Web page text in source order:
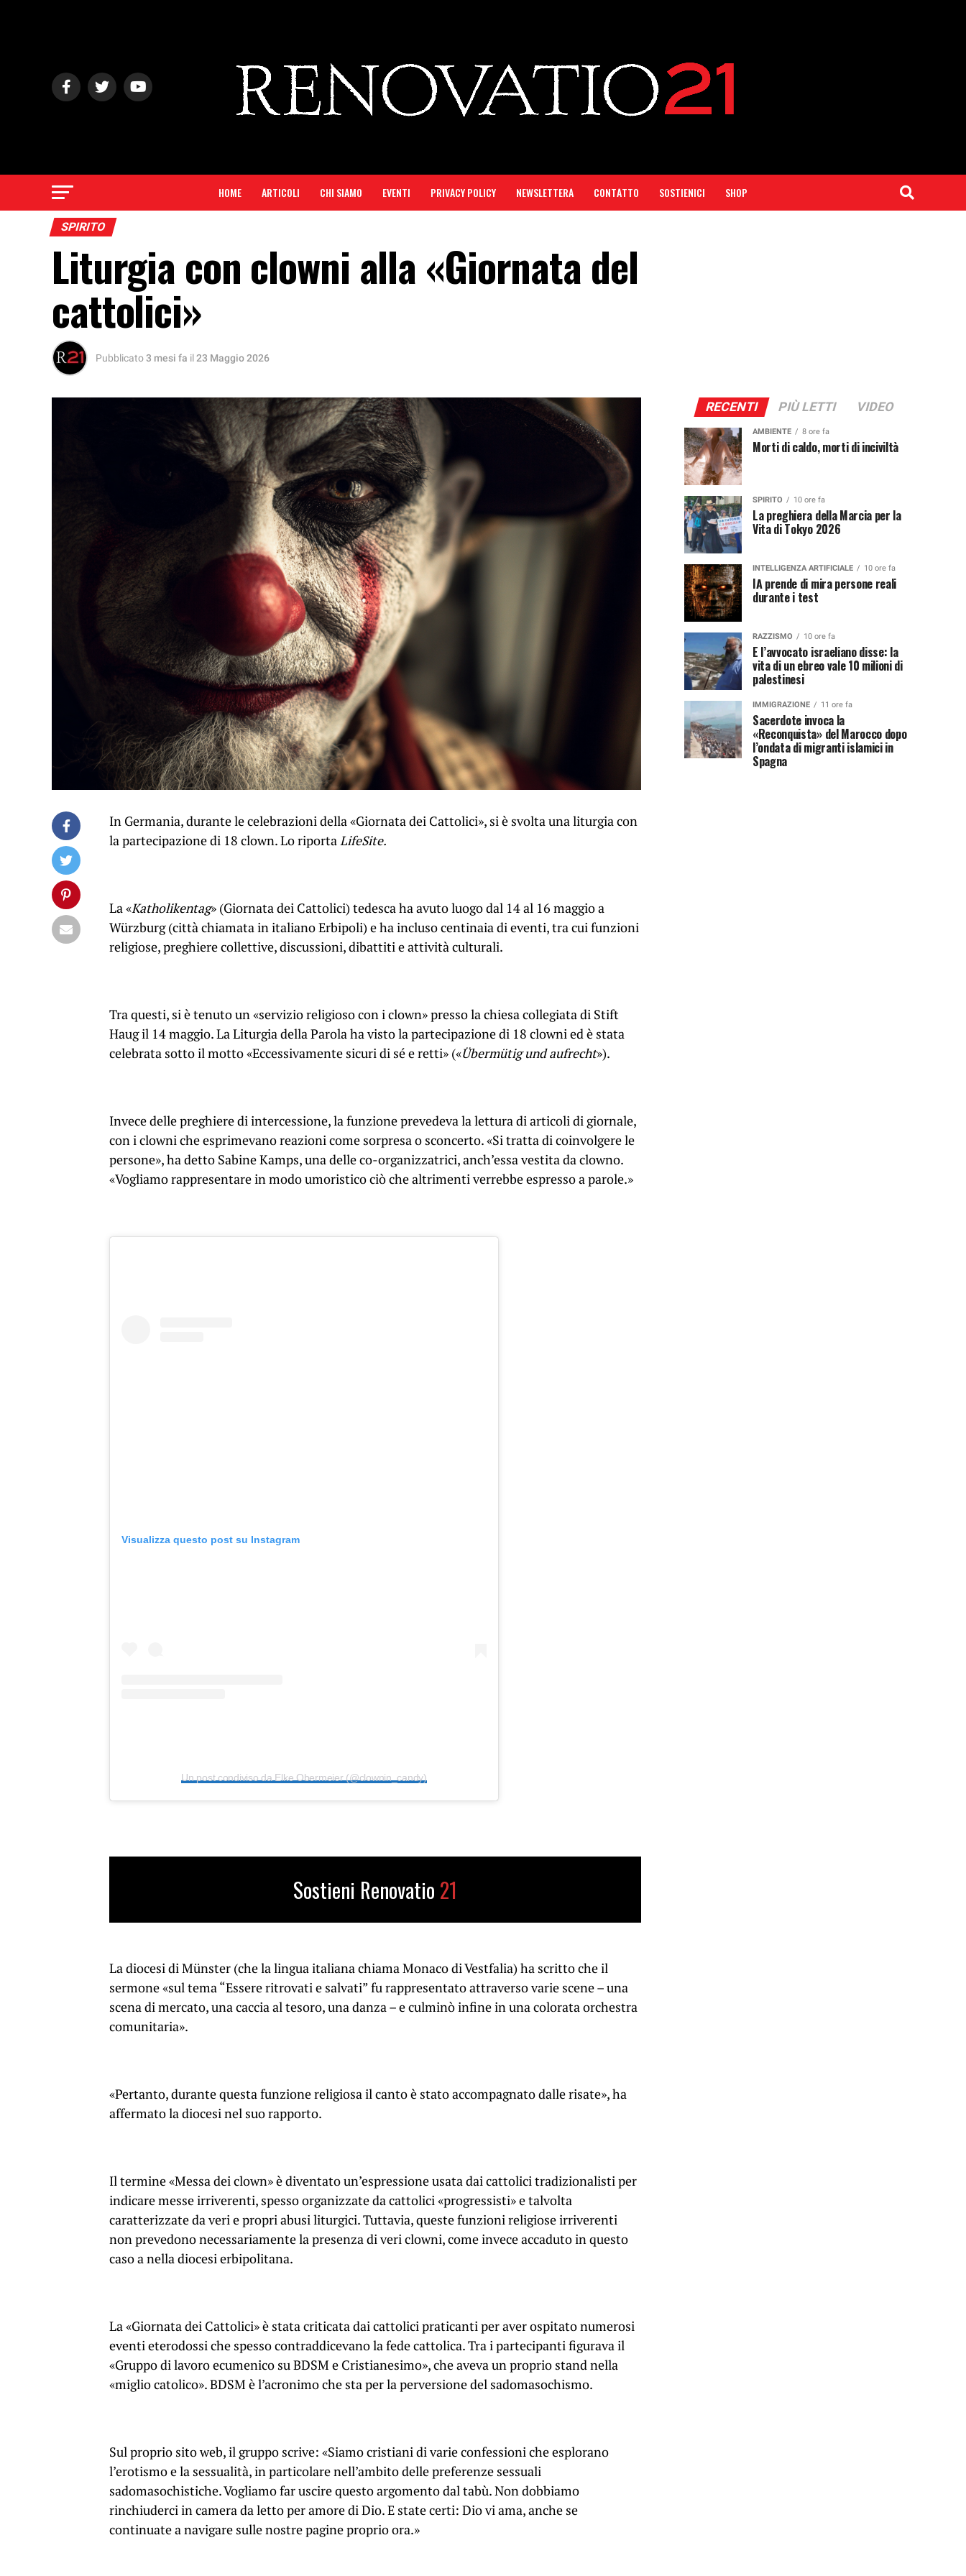
HOME ARTICOLI CHI SIAMO EVENTI PRIVACY POLICY NEWSLETTERA CONTATTO SOSTIENICI SHOP
SPIRITO
Liturgia con clowni alla «Giornata del
cattolici»
Pubblicato3 mesi fa il23 Maggio 2026
In Germania, durante le celebrazioni della «Giornata dei Cattolici», si è svolta una liturgia con
la partecipazione di 18 clown. Lo riportaLifeSite.
La «Katholikentag» (Giornata dei Cattolici) tedesca ha avuto luogo dal 14 al 16 maggio a
Würzburg (città chiamata in italiano Erbipoli) e ha incluso centinaia di eventi, tra cui funzioni
religiose, preghiere collettive, discussioni, dibattiti e attività culturali.
Tra questi, si è tenuto un «servizio religioso con i clown» presso la chiesa collegiata di Stift
Haug il 14 maggio. La Liturgia della Parola ha visto la partecipazione di 18 clowni ed è stata
celebrata sotto il motto «Eccessivamente sicuri di sé e retti» («Übermütig und aufrecht»).
Invece delle preghiere di intercessione, la funzione prevedeva la lettura di articoli di giornale,
con i clowni che esprimevano reazioni come sorpresa o sconcerto. «Si tratta di coinvolgere le
persone», ha detto Sabine Kamps, una delle co-organizzatrici, anch’essa vestita da clowno.
«Vogliamo rappresentare in modo umoristico ciò che altrimenti verrebbe espresso a parole.»
Visualizza questo post su Instagram
Un post condiviso da Elke Obermeier (@clownin_candy)
Sostieni Renovatio 21
La diocesi di Münster (che la lingua italiana chiama Monaco di Vestfalia) ha scritto che il
sermone «sul tema “Essere ritrovati e salvati” fu rappresentato attraverso varie scene – una
scena di mercato, una caccia al tesoro, una danza – e culminò infine in una colorata orchestra
comunitaria».
«Pertanto, durante questa funzione religiosa il canto è stato accompagnato dalle risate», ha
affermato la diocesi nel suo rapporto.
Il termine «Messa dei clown» è diventato un’espressione usata dai cattolici tradizionalisti per
indicare messe irriverenti, spesso organizzate da cattolici «progressisti» e talvolta
caratterizzate da veri e propri abusi liturgici. Tuttavia, queste funzioni religiose irriverenti
non prevedono necessariamente la presenza di veri clowni, come invece accaduto in questo
caso a nella diocesi erbipolitana.
La «Giornata dei Cattolici» è stata criticata dai cattolici praticanti per aver ospitato numerosi
eventi eterodossi che spesso contraddicevano la fede cattolica. Tra i partecipanti figurava il
«Gruppo di lavoro ecumenico su BDSM e Cristianesimo», che aveva un proprio stand nella
«miglio catolico». BDSM è l’acronimo che sta per la perversione del sadomasochismo.
Sul proprio sito web, il gruppo scrive: «Siamo cristiani di varie confessioni che esplorano
l’erotismo e la sessualità, in particolare nell’ambito delle preferenze sessuali
sadomasochistiche. Vogliamo far uscire questo argomento dal tabù. Non dobbiamo
rinchiuderci in camera da letto per amore di Dio. E state certi: Dio vi ama, anche se
continuate a navigare sulle nostre pagine proprio ora.»
RECENTI PIÙ LETTI VIDEO
AMBIENTE 8 ore fa
Morti di caldo, morti di inciviltà
SPIRITO 10 ore fa
La preghiera della Marcia per la
Vita di Tokyo 2026
INTELLIGENZA ARTIFICIALE 10 ore fa
IA prende di mira persone reali
durante i test
RAZZISMO 10 ore fa
E l’avvocato israeliano disse: la
vita di un ebreo vale 10 milioni di
palestinesi
IMMIGRAZIONE 11 ore fa
Sacerdote invoca la
«Reconquista» del Marocco dopo
l’ondata di migranti islamici in
Spagna